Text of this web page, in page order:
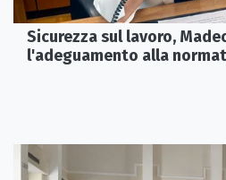
Sicurezza sul lavoro,
l'adeguamento alla